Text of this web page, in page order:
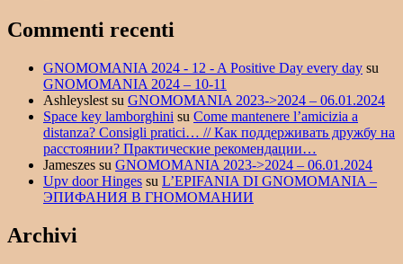
Commenti recenti
GNOMOMANIA 2024 - 12 - A Positive Day every day su
GNOMOMANIA 2024 – 10-11
Ashleyslest su GNOMOMANIA 2023->2024 – 06.01.2024
Space key lamborghini su Come mantenere l’amicizia a
distanza? Consigli pratici… // Как поддерживать дружбу на
расстоянии? Практические рекомендации…
Jameszes su GNOMOMANIA 2023->2024 – 06.01.2024
Upv door Hinges su L’EPIFANIA DI GNOMOMANIA –
ЭПИФАНИЯ В ГНОМОМАНИИ
Archivi